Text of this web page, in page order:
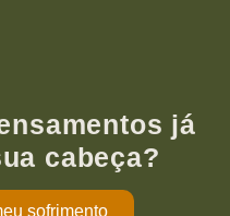
já
cabeça?
sofrimento